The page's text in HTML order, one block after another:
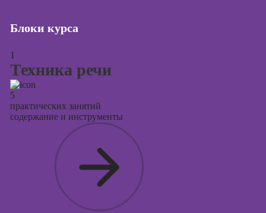
Блоки курса
1
Техника речи
5
практических занятий
содержание и инструменты